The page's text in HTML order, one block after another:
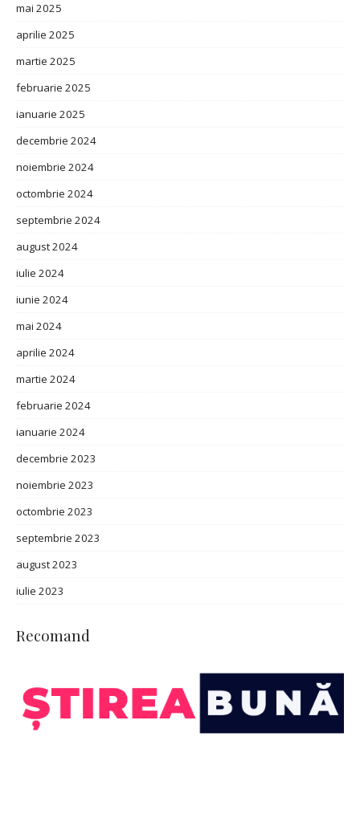
mai 2025
aprilie 2025
martie 2025
februarie 2025
ianuarie 2025
decembrie 2024
noiembrie 2024
octombrie 2024
septembrie 2024
august 2024
iulie 2024
iunie 2024
mai 2024
aprilie 2024
martie 2024
februarie 2024
ianuarie 2024
decembrie 2023
noiembrie 2023
octombrie 2023
septembrie 2023
august 2023
iulie 2023
Recomand